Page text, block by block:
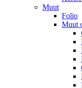
Muut
Folio
Muut